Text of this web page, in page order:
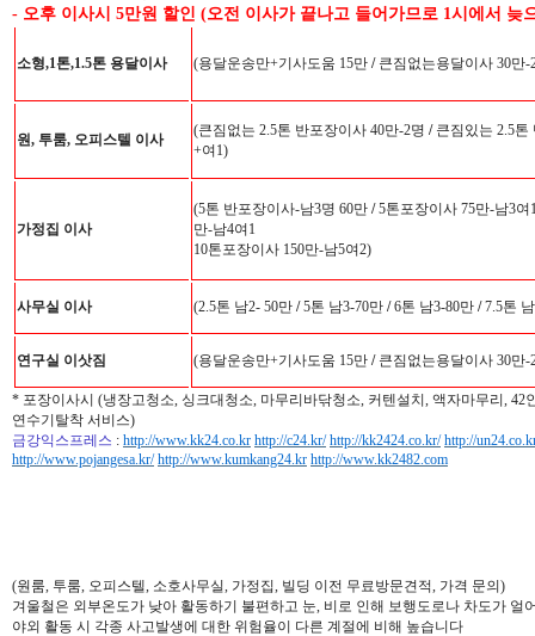
- 오후 이사시 5만원 할인 (오전 이사가 끝나고 들어가므로 1시에서 늦
소형,1톤,1.5톤 용달이사 (용달운송만+기사도움 15만 /큰짐없는용달이사 30만-
원, 투룸, 오피스텔 이사
(큰짐없는 2.5톤 반포장이사 40만-2명 /큰짐있는 2.5톤
+여1)
가정집 이사
(5톤 반포장이사-남3명 60만 /5톤포장이사 75만-남3여
만-남4여1
10톤포장이사 150만-남5여2)
사무실 이사 (2.5톤 남2- 50만 /5톤 남3-70만 /6톤 남3-80만 /7.5톤
연구실 이삿짐 (용달운송만+기사도움 15만 /큰짐없는용달이사 30만
* 포장이사시 (냉장고청소, 싱크대청소, 마무리바닦청소, 커텐설치, 액자마무리,
연수기탈착 서비스)
금강익스프레스 : http://www.kk24.co.kr http://c24.kr/ http://kk2424.co.kr/ http://
http://www.pojangesa.kr/ http://www.kumkang24.kr http://www.kk2482.com
(원룸, 투룸, 오피스텔, 소호사무실, 가정집, 빌딩 이전 무료방문견적, 가격 문의)
겨울철은 외부온도가 낮아 활동하기 불편하고 눈, 비로 인해 보행도로나 차도가 얼
야외 활동 시 각종 사고발생에 대한 위험율이 다른 계절에 비해 높습니다